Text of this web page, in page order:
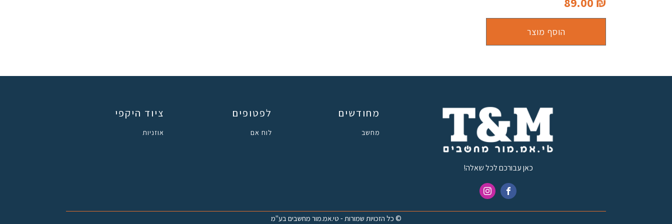
הוסף מוצר
כאן עבורכם לכל שאלה!
מחודשים
מחשב
לפטופים
לוח אם
ציוד היקפי
אוזניות
© כל הזכויות שמורות - טי.אמ.מור מחשבים בע"מ